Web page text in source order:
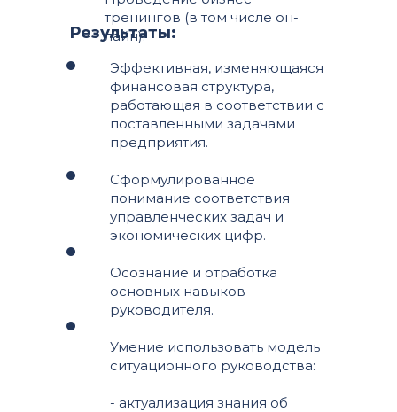
тренингов (в том числе он-
лайн).
Эффективная, изменяющаяся
финансовая структура,
работающая в соответствии с
поставленными задачами
предприятия.
Сформулированное
понимание соответствия
управленческих задач и
экономических цифр.
Осознание и отработка
основных навыков
руководителя.
Умение использовать модель
ситуационного руководства:
- актуализация знания об
Результаты: